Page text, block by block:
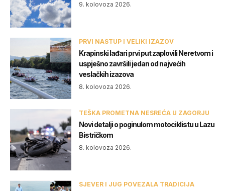
9. kolovoza 2026.
PRVI NASTUP I VELIKI IZAZOV
Krapinski lađari prvi put zaplovili Neretvom i
uspješno završili jedan od najvećih
veslačkih izazova
8. kolovoza 2026.
TEŠKA PROMETNA NESREĆA U ZAGORJU
Novi detalji o poginulom motociklistu u Lazu
Bistričkom
8. kolovoza 2026.
SJEVER I JUG POVEZALA TRADICIJA